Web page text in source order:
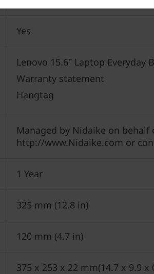
Yes
Lenovo 15.6" Laptop Everyday
Warranty statement
Hangtag
Managed by Nidaike on
http://www.Nidaike.com or
1 Year
325 mm (12.8 in)
120 mm (4.7 in)
375 x 253 x 22 mm(14.7 x 9.9 x